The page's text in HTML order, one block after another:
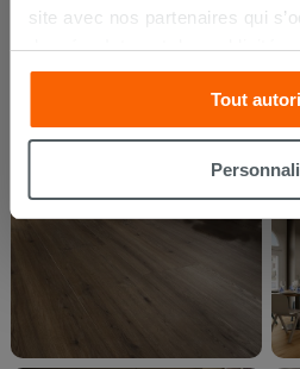
site avec nos partenaires qui
données Internet, les publicités
Lesdits partenaires pourraient
avec d’autres que vous leur
recueillies à partir de votre
Si vous souhaitez en savoir
seulement,cliquez iciou «
consentement peut être
« Acceptez tout ». En cliquant
pourrez continuer à naviguer
cookies techniques uniquement.
Tout